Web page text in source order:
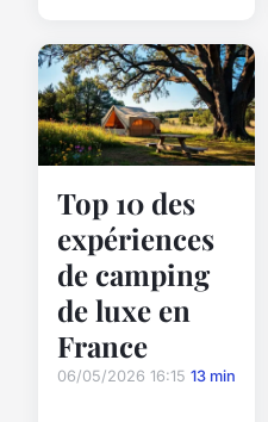
Top 10 des
expériences
de camping
de luxe en
France
06/05/2026 16:15 13 min